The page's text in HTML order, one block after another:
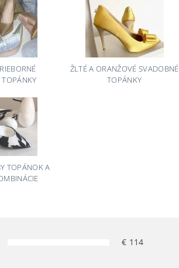
ŽLTÉ A ORANŽOVÉ SVADOBNÉ
TOPÁNKY
TOPÁNOK A
€ 114